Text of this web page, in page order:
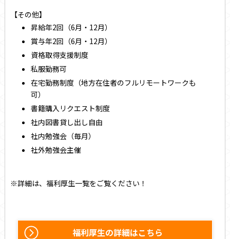
【その他】
昇給年2回（6月・12月）
賞与年2回（6月・12月）
資格取得支援制度
私服勤務可
在宅勤務制度（地方在住者のフルリモートワークも
可）
書籍購入リクエスト制度
社内図書貸し出し自由
社内勉強会（毎月）
社外勉強会主催
※詳細は、福利厚生一覧をご覧ください！
福利厚生の詳細はこちら